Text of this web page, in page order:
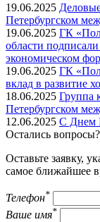
19.06.2025
Петербургском
19.06.2025 ГК
области
экономическом
19.06.2025 ГК
вклад в развитие
18.06.2025 Группа
Петербургском
12.06.2025 С Днем
Остались вопросы?
Оставьте заявку,
самое ближайшее
Телефон*
Ваше имя*